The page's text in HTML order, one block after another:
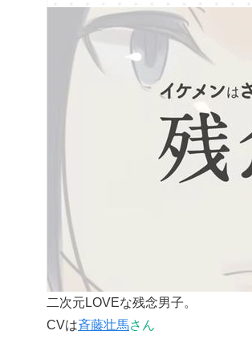
二次元LOVEな残念男子。
CVは斉藤壮馬さん